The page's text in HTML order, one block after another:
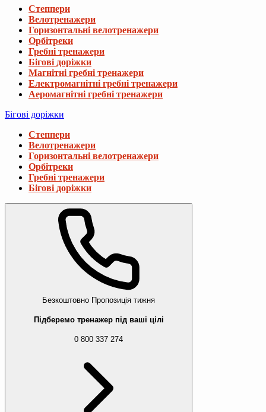
Степпери
Велотренажери
Горизонтальні велотренажери
Орбітреки
Гребні тренажери
Бігові доріжки
Магнітні гребні тренажери
Електромагнітні гребні тренажери
Аеромагнітні гребні тренажери
Бігові доріжки
Степпери
Велотренажери
Горизонтальні велотренажери
Орбітреки
Гребні тренажери
Бігові доріжки
Безкоштовно Пропозиція тижня
Підберемо тренажер під ваші цілі
0 800 337 274